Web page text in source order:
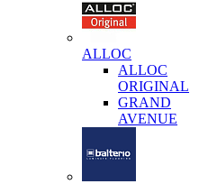
ALLOC
ALLOC
ORIGINAL
GRAND
AVENUE